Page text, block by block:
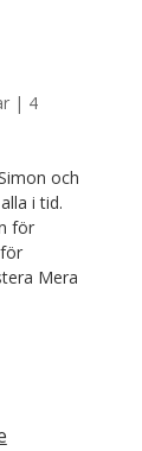
| 4
och
i tid.
för
Mera